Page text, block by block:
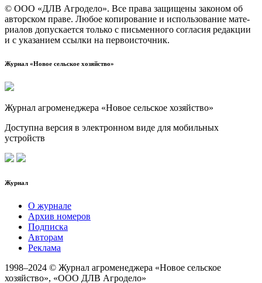
© ООО «ДЛВ Агро­де­ло». Все пра­ва защи­ще­ны зако­ном об
автор­ском пра­ве. Любое копи­ро­ва­ние и исполь­зо­ва­ние мате­
ри­а­лов допус­ка­ет­ся толь­ко с пись­мен­но­го согла­сия редак­ции
и с ука­за­ни­ем ссыл­ки на первоисточник.
Журнал «Новое сельское хозяйство»
Журнал агроменеджера «Новое сельское хозяйство»
Доступна версия в электронном виде для мобильных
устройств
Журнал
О журнале
Архив номеров
Подписка
Авторам
Реклама
1998–2024 © Журнал агроменеджера «Новое сельское
хозяйство», «ООО ДЛВ Агродело»